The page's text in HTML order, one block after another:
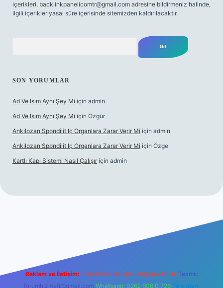
içerikleri, backlinkpanelicomtr@gmail.com adresine bildirmeniz halinde,
ilgili içerikler yasal süre içerisinde sitemizden kaldırılacaktır.
SON YORUMLAR
Ad Ve Isim Aynı Şey Mi için admin
Ad Ve Isim Aynı Şey Mi için Özgür
Ankilozan Spondilit Iç Organlara Zarar Verir Mi için admin
Ankilozan Spondilit Iç Organlara Zarar Verir Mi için Özge
Kartlı Kapı Sistemi Nasıl Çalışır için admin
Reklam ve İletişim: E-mail: backlinkpaneli@gmail.com Teams:
forumhizmeti@gmail.com Whatsapp: 0262 606 0 726 Telegram: